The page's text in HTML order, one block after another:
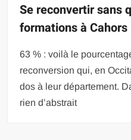
Se reconvertir sans
formations à Cahors
63 % : voilà le
reconversion qui, en
dos à leur département.
rien d’abstrait